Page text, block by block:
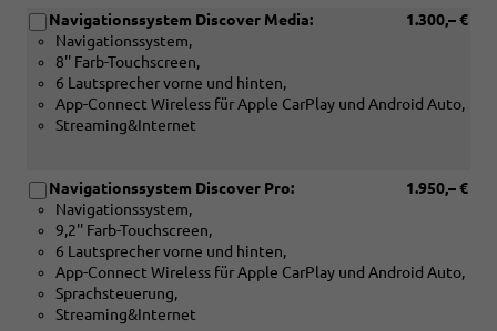
1.300,– €
Navigationssystem Discover Media:
Navigationssystem,
8'' Farb-Touchscreen,
6 Lautsprecher vorne und hinten,
App-Connect Wireless für Apple CarPlay und Android Auto,
Streaming&Internet
1.950,– €
Navigationssystem Discover Pro:
Navigationssystem,
9,2'' Farb-Touchscreen,
6 Lautsprecher vorne und hinten,
App-Connect Wireless für Apple CarPlay und Android Auto,
Sprachsteuerung,
Streaming&Internet